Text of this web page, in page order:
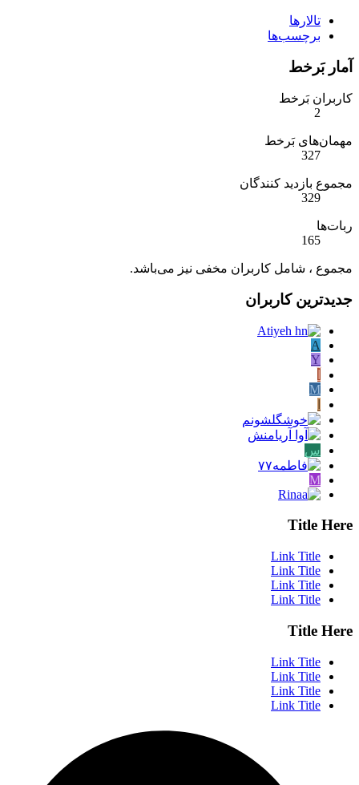
تالارها
برچسب‌ها
آمار بَرخط
کاربران بَرخط
2
مهمان‌های بَرخط
327
مجموع بازدید کنندگان
329
ربات‌ها
165
مجموع ، شامل کاربران مخفی نیز می‌باشد.
جدیدترین کاربران
A
Y
M
س
M
Title Here
Link Title
Link Title
Link Title
Link Title
Title Here
Link Title
Link Title
Link Title
Link Title